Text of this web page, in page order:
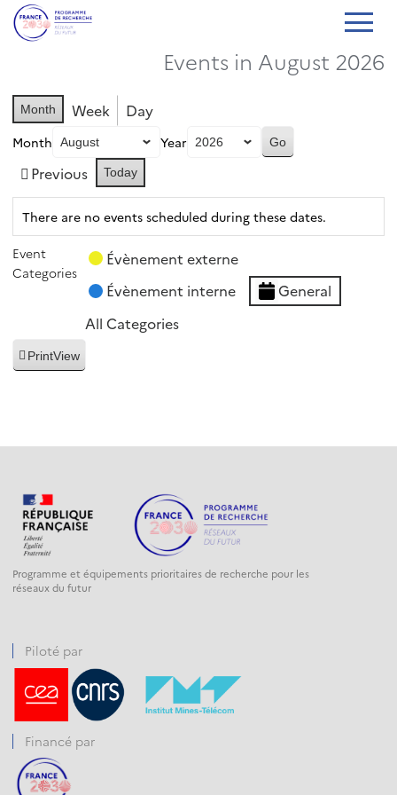
Events in August 2026
Month Week Day
Month Year
Previous Today
There are no events scheduled during these dates.
Event
Categories
Évènement externe
Évènement interne
General
All Categories
PrintView
Programme et équipements prioritaires de recherche pour les
réseaux du futur
Piloté par
Financé par